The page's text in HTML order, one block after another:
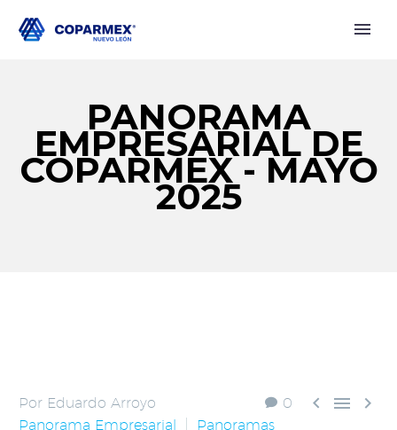
PANORAMA
EMPRESARIAL DE
COPARMEX - MAYO
2025
0   
Por Eduardo Arroyo
Panorama Empresarial
Panoramas